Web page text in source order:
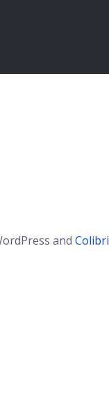
and Colibri